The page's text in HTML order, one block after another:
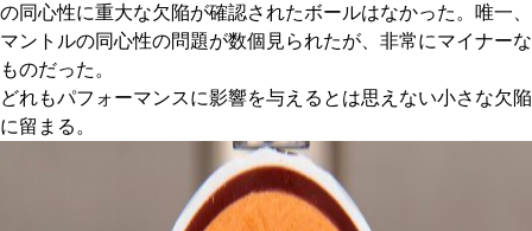
の同心性に重大な欠陥が確認されたボールはなかった。唯一、
マントルの同心性の問題が数個見られたが、非常にマイナーな
ものだった。
どれもパフォーマンスに影響を与えるとは思えない小さな欠陥
に留まる。